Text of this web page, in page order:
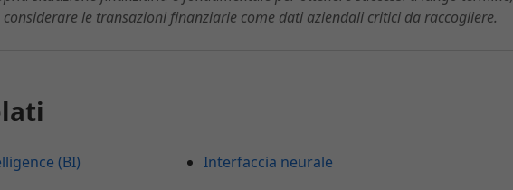
le transazioni finanziarie come dati aziendali critici da raccogliere.
(BI)
Interfaccia neurale